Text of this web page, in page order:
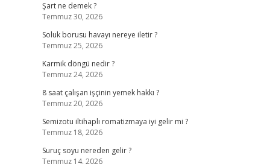
Şart ne demek ?
Temmuz 30, 2026
Soluk borusu havayı nereye iletir ?
Temmuz 25, 2026
Karmik döngü nedir ?
Temmuz 24, 2026
8 saat çalışan işçinin yemek hakkı ?
Temmuz 20, 2026
Semizotu iltihaplı romatizmaya iyi gelir mi ?
Temmuz 18, 2026
Suruç soyu nereden gelir ?
Temmuz 14, 2026